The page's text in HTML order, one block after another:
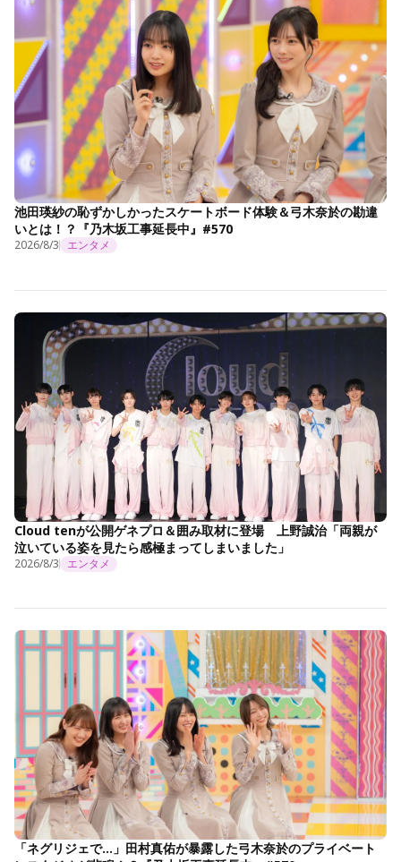
池田瑛紗の恥ずかしかったスケートボード体験＆弓木奈於の勘違
いとは！？『乃木坂工事延長中』#570
2026/8/3 エンタメ
Cloud tenが公開ゲネプロ＆囲み取材に登場 上野誠治「両親が
泣いている姿を見たら感極まってしまいました」
2026/8/3 エンタメ
「ネグリジェで…」田村真佑が暴露した弓木奈於のプライベート